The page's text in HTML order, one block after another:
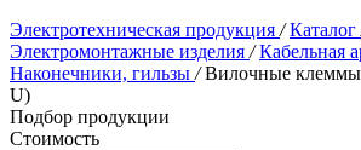
Электротехническая продукция / Каталог
Электромонтажные изделия / Кабельная
Наконечники, гильзы / Вилочные клеммы
U)
Подбор продукции
Стоимость